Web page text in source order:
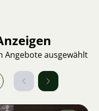
Angebote ausgewählt